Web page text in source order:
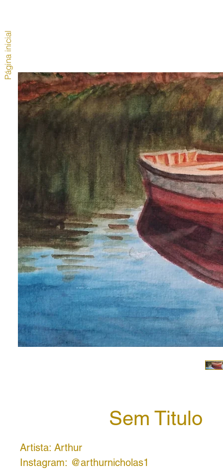
Sem Titulo
Artista: Arthur
Instagram: @arthurnicholas1
Página inicial